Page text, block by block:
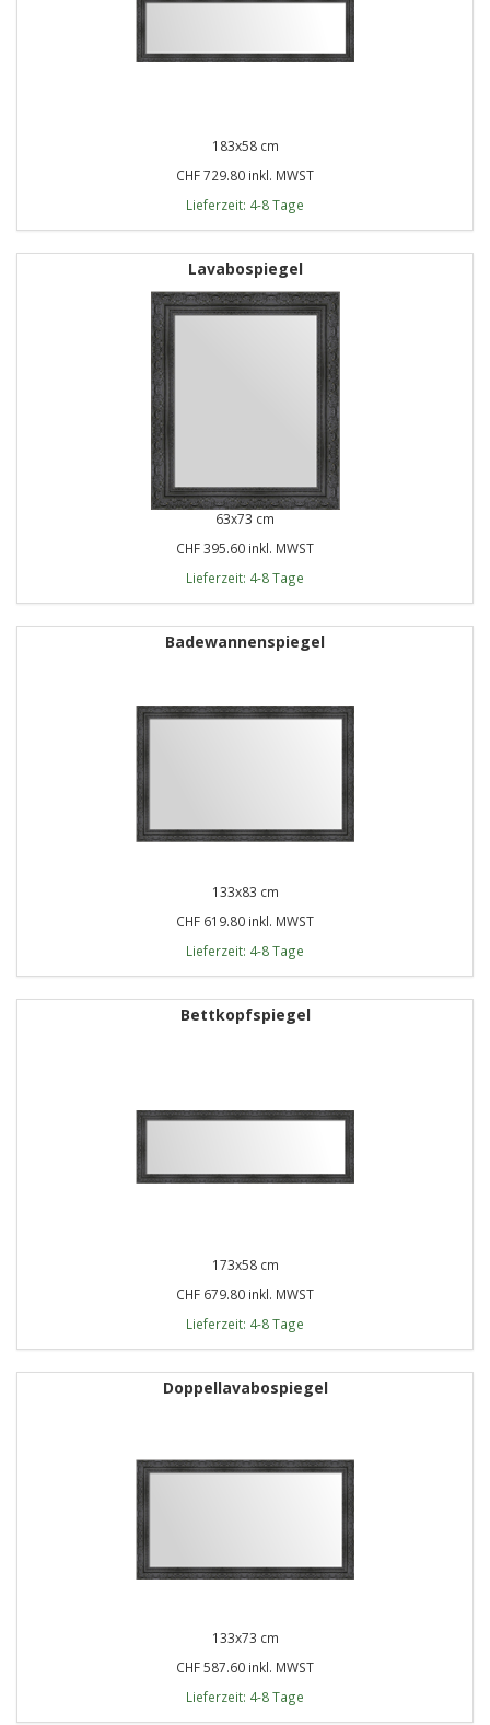
183x58 cm
CHF 729.80 inkl. MWST
Lieferzeit: 4-8 Tage
Lavabospiegel
63x73 cm
CHF 395.60 inkl. MWST
Lieferzeit: 4-8 Tage
Badewannenspiegel
133x83 cm
CHF 619.80 inkl. MWST
Lieferzeit: 4-8 Tage
Bettkopfspiegel
173x58 cm
CHF 679.80 inkl. MWST
Lieferzeit: 4-8 Tage
Doppellavabospiegel
133x73 cm
CHF 587.60 inkl. MWST
Lieferzeit: 4-8 Tage